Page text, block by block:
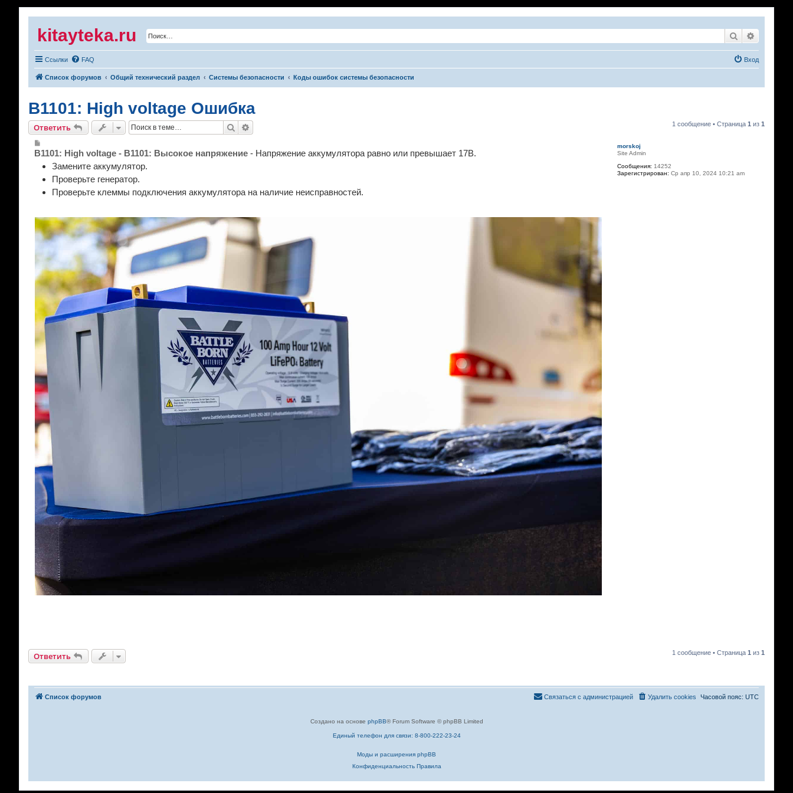
kitayteka.ru Поиск
Ссылки FAQ Вход
Список форумов Общий технический раздел Системы безопасности Коды ошибок системы безопасности
B1101: High voltage Ошибка
Ответить Поиск 1 сообщение • Страница 1 из 1
morskoj
Site Admin
Сообщения: 14252
Зарегистрирован: Ср апр 10, 2024 10:21 am
о
о
е
и
B1101: High voltage - B1101: Высокое напряжение - Напряжение аккумулятора равно или превышает 17В.
Замените аккумулятор.
Проверьте генератор.
Проверьте клеммы подключения аккумулятора на наличие неисправностей.
Ответить 1 сообщение • Страница 1 из 1
Список форумов Часовой пояс: UTC
Удалить cookies
Связаться с администрацией
Создано на основе phpBB® Forum Software © phpBB Limited
Единый телефон для связи: 8-800-222-23-24
Моды и расширения phpBB
Конфиденциальность Правила